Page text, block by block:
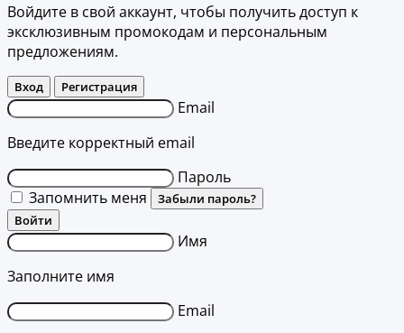
Войдите в свой аккаунт, чтобы получить доступ к
эксклюзивным промокодам и персональным
предложениям.
Вход Регистрация
Email
Введите корректный email
Пароль
Запомнить меня
Забыли пароль?
Войти
Имя
Заполните имя
Email